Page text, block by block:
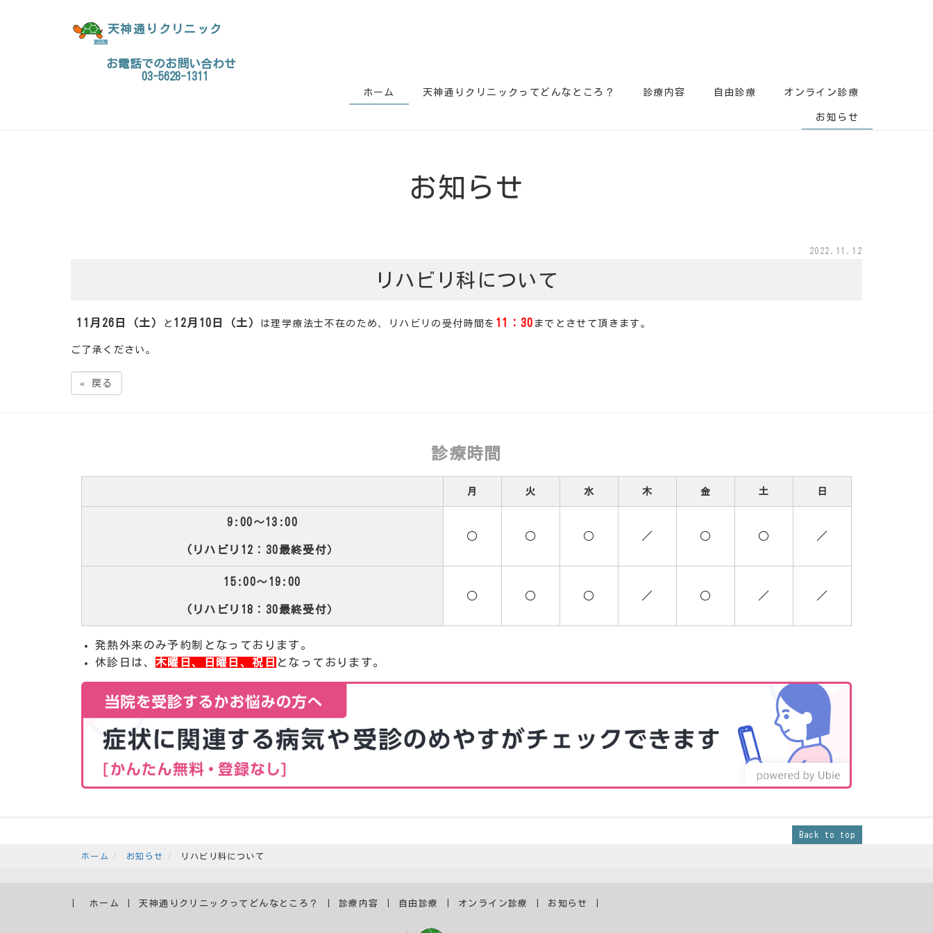
天神通りクリニック
お電話でのお問い合わせ
03-5628-1311
ホーム 天神通りクリニックってどんなところ？ 診療内容 自由診療 オンライン診療
お知らせ
お知らせ
2022.11.12
リハビリ科について
11月26日（土） と 12月10日（土） は理学療法士不在のため、リハビリの受付時間を 11：30 までとさせて頂きます。
ご了承ください。
« 戻る
診療時間
月 火 水 木 金 土 日
9:00～13:00
(リハビリ12：30最終受付）
○ ○ ○ ／ ○ ○ ／
15:00～19:00
(リハビリ18：30最終受付）
○ ○ ○ ／ ○ ／ ／
発熱外来のみ予約制となっております。
休診日は、 木曜日、日曜日、祝日 となっております。
Back to top
ホーム お知らせ リハビリ科について
ホーム 天神通りクリニックってどんなところ？ 診療内容 自由診療 オンライン診療 お知らせ